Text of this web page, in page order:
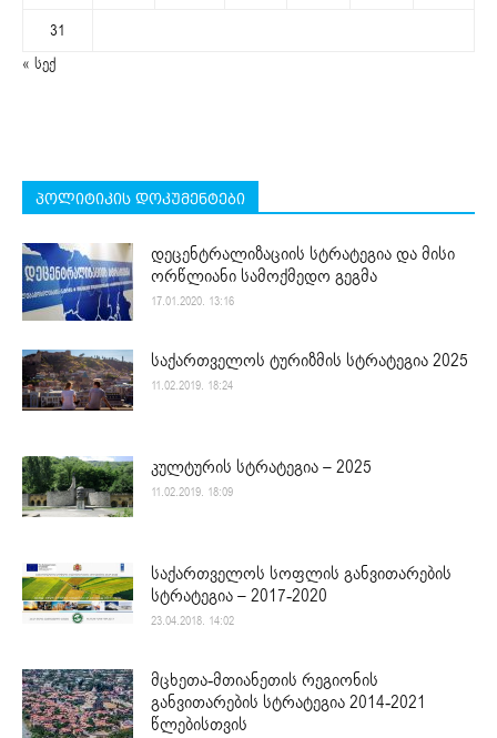
31
« სექ
პოლიტიკის დოკუმენტები
დეცენტრალიზაციის სტრატეგია და მისი
ორწლიანი სამოქმედო გეგმა
17.01.2020. 13:16
საქართველოს ტურიზმის სტრატეგია 2025
11.02.2019. 18:24
კულტურის სტრატეგია – 2025
11.02.2019. 18:09
საქართველოს სოფლის განვითარების
სტრატეგია – 2017-2020
23.04.2018. 14:02
მცხეთა-მთიანეთის რეგიონის
განვითარების სტრატეგია 2014-2021
წლებისთვის